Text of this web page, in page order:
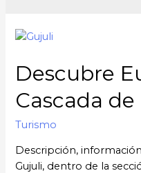
Descubre
Cascada
Turismo
Descripción,
Gujuli, dentro de la